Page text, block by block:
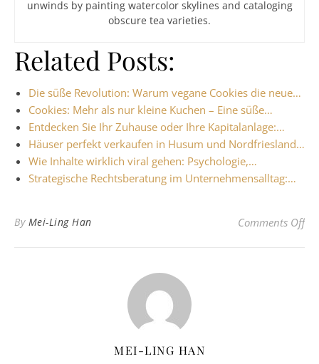
unwinds by painting watercolor skylines and cataloging
obscure tea varieties.
Related Posts:
Die süße Revolution: Warum vegane Cookies die neue…
Cookies: Mehr als nur kleine Kuchen – Eine süße…
Entdecken Sie Ihr Zuhause oder Ihre Kapitalanlage:…
Häuser perfekt verkaufen in Husum und Nordfriesland…
Wie Inhalte wirklich viral gehen: Psychologie,…
Strategische Rechtsberatung im Unternehmensalltag:…
By Mei-Ling Han Comments Offon
MEI-LING HAN